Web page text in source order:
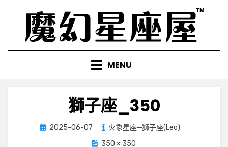
content
MENU
獅子座_350
Posted
2025-06-07
火象星座─獅子座(Leo)
350 × 350